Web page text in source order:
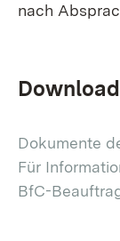
nach
Dokumente
Für
BfC-